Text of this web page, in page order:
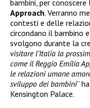
bambini, per
Approach. Verranno
contesti e delle
circondano il bambino
svolgono durante la
visitare l’Italia la
come il Reggio Emilia
le relazioni umane
sviluppo dei bambini”
Kensington Palace.